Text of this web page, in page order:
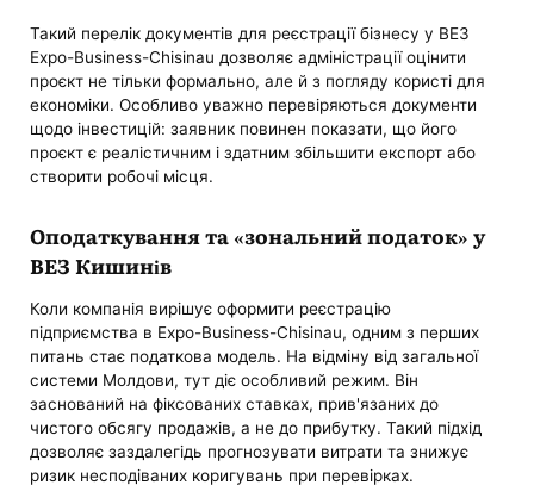
Такий перелік документів для реєстрації бізнесу у ВЕЗ
Expo-Business-Chisinau дозволяє адміністрації оцінити
проєкт не тільки формально, але й з погляду користі для
економіки. Особливо уважно перевіряються документи
щодо інвестицій: заявник повинен показати, що його
проєкт є реалістичним і здатним збільшити експорт або
створити робочі місця.
Оподаткування та «зональний податок» у
ВЕЗ Кишинів
Коли компанія вирішує оформити реєстрацію
підприємства в Expo-Business-Chisinau, одним з перших
питань стає податкова модель. На відміну від загальної
системи Молдови, тут діє особливий режим. Він
заснований на фіксованих ставках, прив'язаних до
чистого обсягу продажів, а не до прибутку. Такий підхід
дозволяє заздалегідь прогнозувати витрати та знижує
ризик несподіваних коригувань при перевірках.